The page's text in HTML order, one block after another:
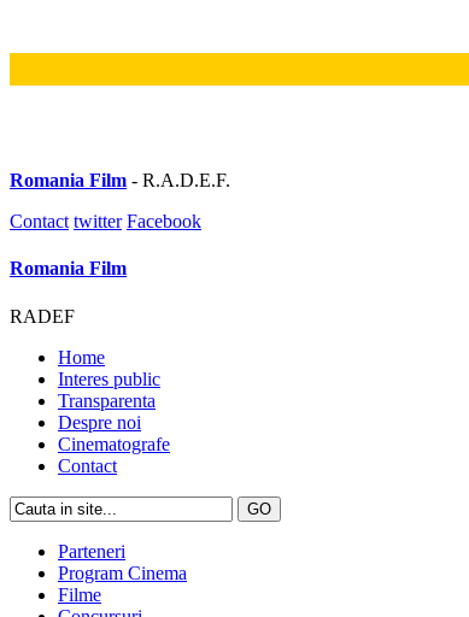
Romania Film - R.A.D.E.F.
Contact twitter Facebook
Romania Film
RADEF
Home
Interes public
Transparenta
Despre noi
Cinematografe
Contact
Parteneri
Program Cinema
Filme